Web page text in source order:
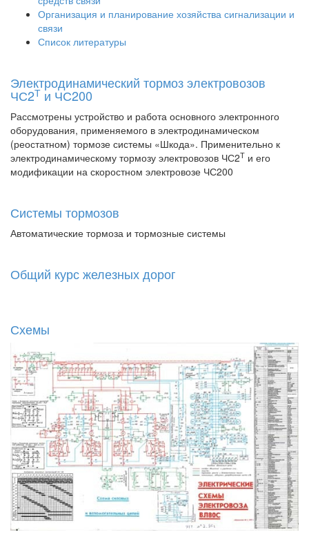
Организация и планирование хозяйства сигнализации и
связи
Список литературы
Электродинамический тормоз электровозов
ЧС2Т и ЧС200
Рассмотрены устройство и работа основного электронного
оборудования, применяемого в электродинамическом
(реостатном) тормозе системы «Шкода». Применительно к
электродинамическому тормозу электровозов ЧС2Т и его
модификации на скоростном электровозе ЧС200
Системы тормозов
Автоматические тормоза и тормозные системы
Общий курс железных дорог
Схемы